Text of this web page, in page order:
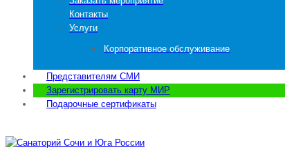
Контакты
Услуги
Корпоративное обслуживание
Представителям СМИ
Зарегистрировать карту МИР
Подарочные сертификаты